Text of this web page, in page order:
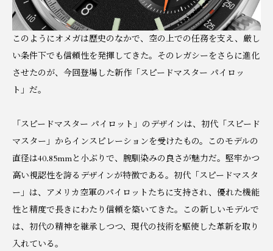
このようにオメガは歴史のなかで、空の上での任務を支え、厳し
い条件下でも信頼性を発揮してきた。そのレガシーをさらに進化
させたのが、今回登場した新作「スピードマスター パイロッ
ト」だ。
「スピードマスター パイロット」のデザインは、初代「スピード
マスター」からインスピレーションを受けたもの。このモデルの
直径は40.85mmと小ぶりで、腕馴染みの良さが魅力だ。堅牢かつ
高い視認性を誇るデザインが特徴である。初代「スピードマスタ
ー」は、アメリカ空軍のパイロットたちに支持され、優れた機能
性と精度で長きにわたり信頼を築いてきた。この新しいモデルで
は、初代の精神を継承しつつ、現代の技術を駆使した革新を取り
入れている。